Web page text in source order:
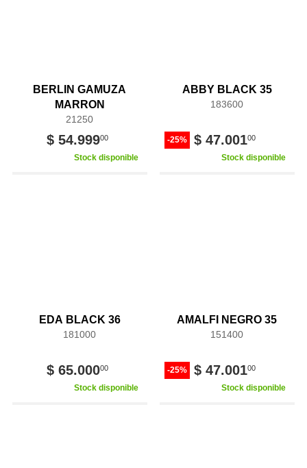
BERLIN GAMUZA
MARRON
21250
$ 54.99900
Stock disponible
ABBY BLACK 35
183600
-25% $ 47.00100
Stock disponible
EDA BLACK 36
181000
$ 65.00000
Stock disponible
AMALFI NEGRO 35
151400
-25% $ 47.00100
Stock disponible